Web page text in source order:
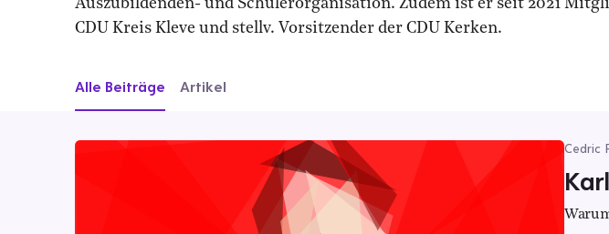
Auszubildenden- und Schülerorganisation. Zudem ist er seit 2021
CDU Kreis Kleve und stellv. Vorsitzender der CDU Kerken.
Alle Beiträge Artikel
Cedric